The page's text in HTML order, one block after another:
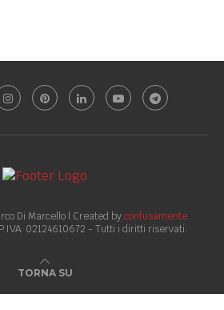
Di Marcello | Created byconfusamente
02124610672 - Tutti i diritti riservati.
TORNA SU